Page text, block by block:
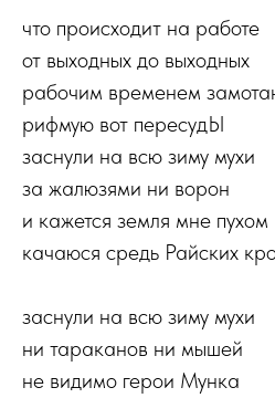
что происходит на работе
от выходных до выходных
рабочим временем
рифмую вот пересудЫ
заснули на всю зиму мухи
за жалюзями ни ворон
и кажется земля мне пухом
качаюся средь Райских
заснули на всю зиму мухи
ни тараканов ни мышей
не видимо герои Мунка